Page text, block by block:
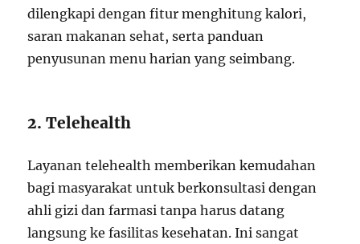
dilengkapi dengan fitur menghitung kalori,
saran makanan sehat, serta panduan
penyusunan menu harian yang seimbang.
2. Telehealth
Layanan telehealth memberikan kemudahan
bagi masyarakat untuk berkonsultasi dengan
ahli gizi dan farmasi tanpa harus datang
langsung ke fasilitas kesehatan. Ini sangat